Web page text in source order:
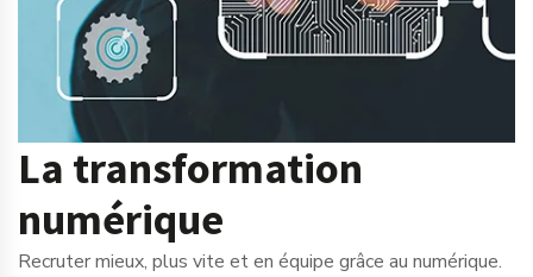
La transformation
numérique
Recruter mieux, plus vite et en équipe grâce au numérique.